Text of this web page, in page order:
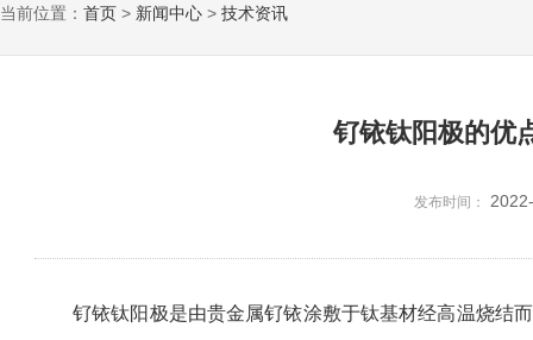
当前位置： 首页 > 新闻中心 > 技术资讯
钌铱钛阳极的优
发布时间：
钌铱钛阳极是由贵金属钌铱涂敷于钛基材经高温烧结而